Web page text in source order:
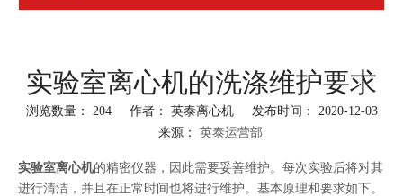
实验室离心机的洗涤维护要求
浏览数量： 204作者： 英泰离心机 发布时间： 2020-12-03
来源： 英泰运营部
["facebook","twitter","line","wechat","linkedin","pinterest","whatsapp"]
实验室离心机的精密仪器，因此需要妥善维护。每次实验后将对其
进行清洁，并且在正常时间也将进行维护。基本原理和要求如下。